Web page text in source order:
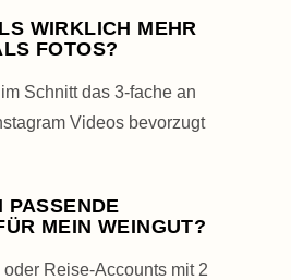
WIRKLICH MEHR
FOTOS?
Schnitt das 3-fache an
Videos bevorzugt
PASSENDE
MEIN WEINGUT?
Reise-Accounts mit 2